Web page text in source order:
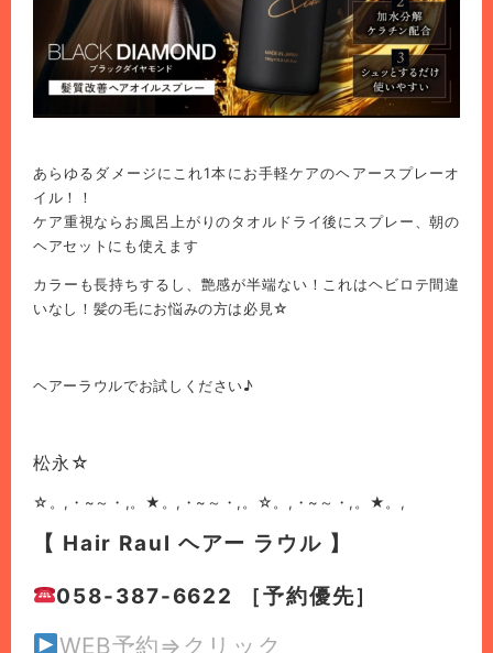
あらゆるダメージにこれ1本にお手軽ケアのヘアースプレーオ
イル！！
ケア重視ならお風呂上がりのタオルドライ後にスプレー、朝の
ヘアセットにも使えます
カラーも長持ちするし、艶感が半端ない！これはヘビロテ間違
いなし！髪の毛にお悩みの方は必見☆
ヘアーラウルでお試しください♪
松永☆
☆。,・~～・,。★。,・~～・,。☆。,・~～・,。★。,
【 Hair Raul ヘアー ラウル 】
058-387-6622 ［予約優先］
WEB予約⇒クリック